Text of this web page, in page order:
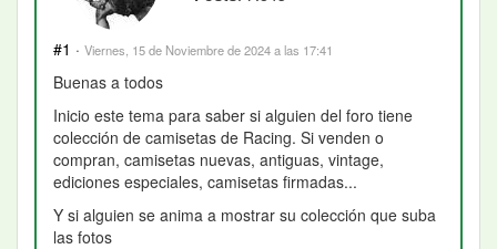
#1 · Viernes, 15 de Noviembre de 2024 a las 17:41
Buenas a todos
Inicio este tema para saber si alguien del foro tiene
colección de camisetas de Racing. Si venden o
compran, camisetas nuevas, antiguas, vintage,
ediciones especiales, camisetas firmadas...
Y si alguien se anima a mostrar su colección que suba
las fotos